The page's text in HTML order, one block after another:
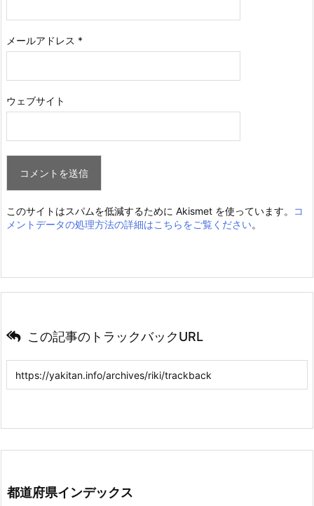
メールアドレス *
ウェブサイト
このサイトはスパムを低減するために Akismet を使っています。
コ
メントデータの処理方法の詳細はこちらをご覧ください。
この記事のトラックバックURL
都道府県インデックス